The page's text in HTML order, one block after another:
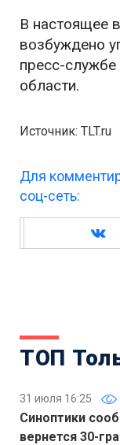
В настоящее
возбуждено
пресс-
области.
Источник: TLT.ru
Для
соц-сеть:
ТОП
31 июля 16:25
Синоптики
вернется 30-